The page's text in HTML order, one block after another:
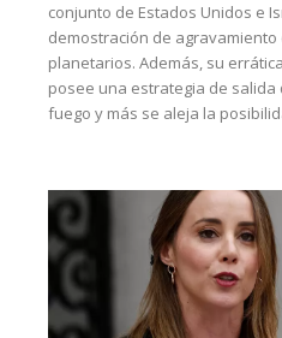
conjunto de Estados Unidos e
demostración de
planetarios. Además, su
posee una estrategia de
fuego y más se aleja la